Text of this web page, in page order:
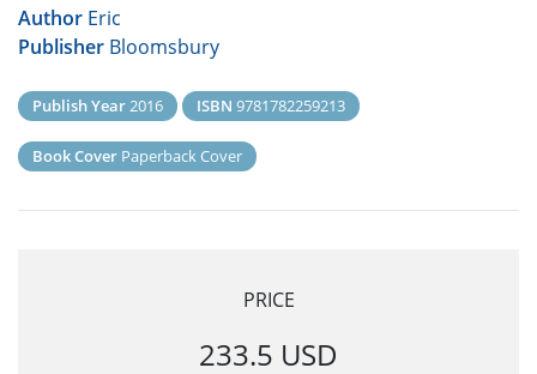
Author Eric
Publisher Bloomsbury
Publish Year2016 ISBN 9781782259213
Book Cover Paperback Cover
PRICE
233.5 USD